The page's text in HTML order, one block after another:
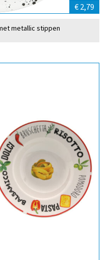
€ 2,79
metallic stippen